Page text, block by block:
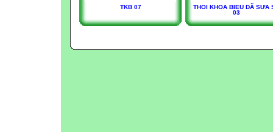
TKB 07
THOI KHOA BIEU DÃ SƯA
03